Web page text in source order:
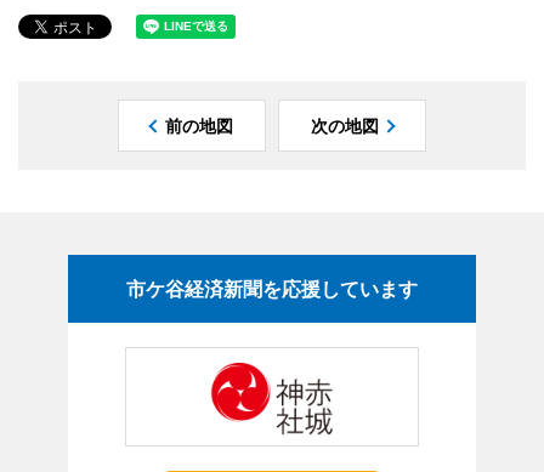
前の地図 次の地図
市ケ谷経済新聞を応援しています